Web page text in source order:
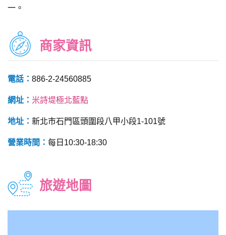
一。
商家資訊
電話： 886-2-24560885
網址： 米詩堤極北藍點
地址： 新北市石門區頭圍段八甲小段1-101號
營業時間： 每日10:30-18:30
旅遊地圖